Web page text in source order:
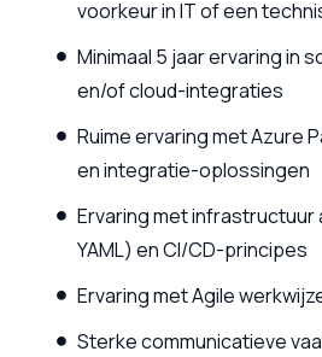
voorkeur in IT of een
Minimaal 5 jaar ervaring in
en/of cloud-integraties
Ruime ervaring met Azure
en integratie-oplossingen
Ervaring met infrastructuur
YAML) en CI/CD-principes
Ervaring met Agile
Sterke communicatieve